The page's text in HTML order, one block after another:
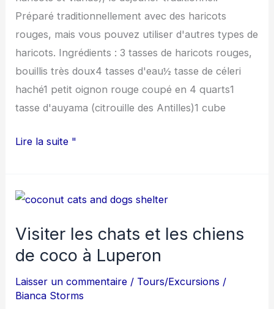
Préparé traditionnellement avec des haricots
rouges, mais vous pouvez utiliser d'autres types de
haricots. Ingrédients : 3 tasses de haricots rouges,
bouillis très doux4 tasses d'eau½ tasse de céleri
haché1 petit oignon rouge coupé en 4 quarts1
tasse d'auyama (citrouille des Antilles)1 cube
Lire la suite "
Visiter les chats et les chiens
de coco à Luperon
Laisser un commentaire / Tours/Excursions /
Bianca Storms
Visiter
chats
et
chiens